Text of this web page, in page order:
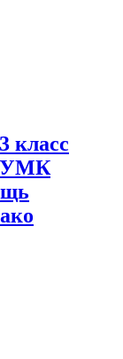
класс
УМК